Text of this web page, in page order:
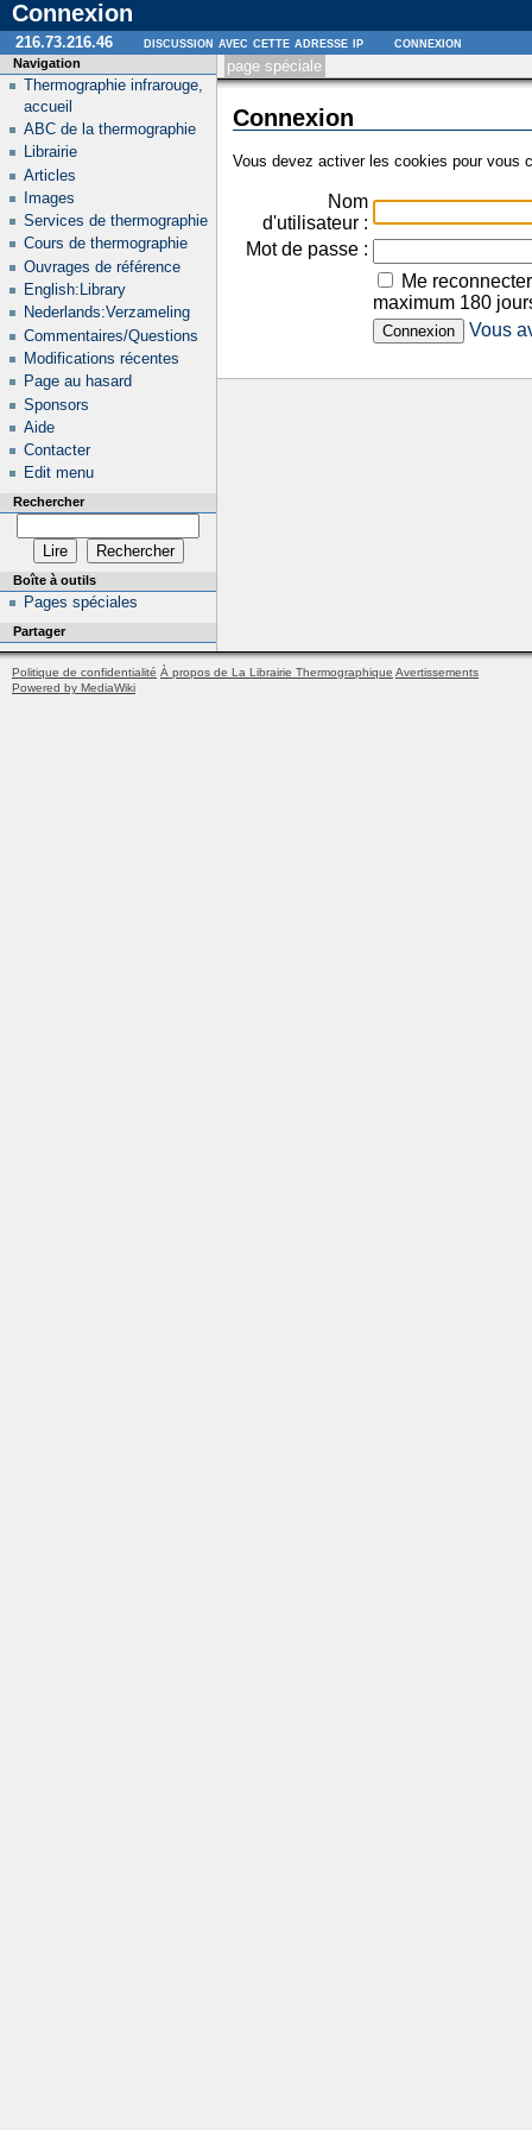
Connexion
page spéciale
Connexion
Vous devez activer les cookies pour vous
Nom
d'utilisateur :
Mot de passe :
Me
maximum 180
Vous
Navigation
Thermographie infrarouge,
accueil
ABC de la thermographie
Librairie
Articles
Images
Services de thermographie
Cours de thermographie
Ouvrages de référence
English:Library
Nederlands:Verzameling
Commentaires/Questions
Modifications récentes
Page au hasard
Sponsors
Aide
Contacter
Edit menu
Rechercher
Boîte à outils
Pages spéciales
Partager
216.73.216.46 discussion avec cette adresse ip connexion
Politique de confidentialité À propos de La Librairie Thermographique Avertissements
Powered by MediaWiki